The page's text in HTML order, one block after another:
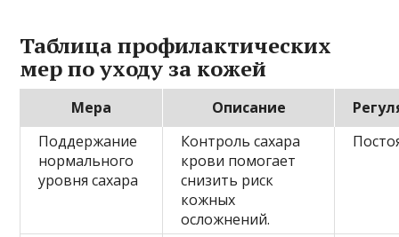
Таблица профилактических
мер по уходу за кожей
Мера Описание
Поддержание
нормального
уровня сахара
Контроль сахара
крови помогает
снизить риск
кожных
осложнений.